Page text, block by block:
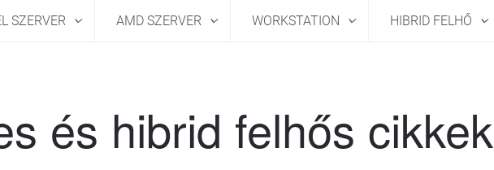
SZERVER AMD SZERVER WORKSTATION HIBRID FELHŐ
és hibrid felhős cikkek